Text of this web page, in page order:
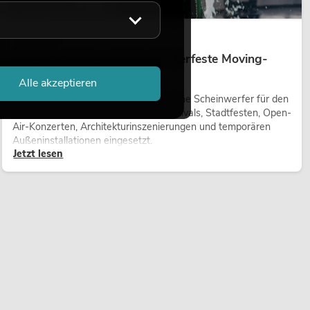
14.05.2026
Outdoor Moving-Heads: Wetterfeste Moving-
Heads bei Events
Outdoor Moving-Heads sind bewegliche Scheinwerfer für den
Einsatz im Freien. Sie werden bei Festivals, Stadtfesten, Open-
Air-Konzerten, Architekturinszenierungen und temporären
Außeninstallationen eingesetzt.
Jetzt lesen
Alle akzeptieren